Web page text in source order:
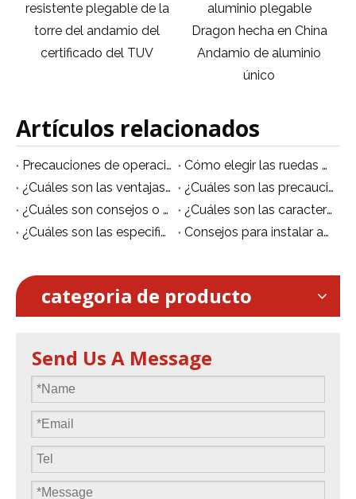
aluminio plegable
Dragon hecha en China
Andamio de aluminio
andamios de aluminio
torre de andamios
móviles andamio
plegable
Artículos relacionados
Precauciones de operación de seguridad de andamios de aleación de aluminio
Cómo elegir las ruedas adecuadas para andamios móviles de aluminio
¿Cuáles son las ventajas de los andamios de aleación de aluminio en comparación con los andamios de acero?
¿Cuáles son las precauciones para el uso de andamios móviles?
¿Cuáles son ​consejos o sugerencias para utilizar un andamio móvil de aluminio?
¿Cuáles son las características de la plataforma móvil de aluminio/andamio móvil?
¿Cuáles son las especificaciones de los andamios de aluminio?
Consejos para instalar andamios de aluminio de forma segura.
categoria de producto
Send Us A Message